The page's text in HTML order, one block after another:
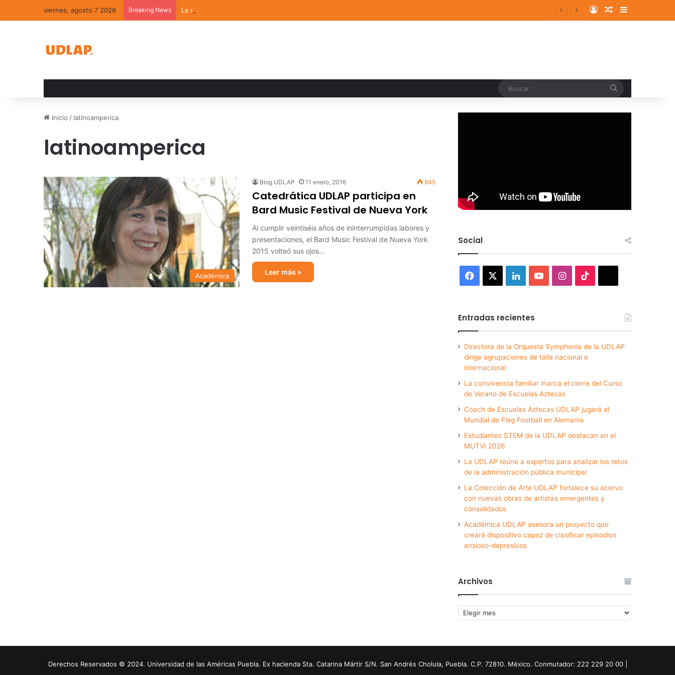
viernes, agosto 7 2026 Breaking News La convivencia familiar marca el cierre del Curso de Verano de Escuelas Aztecas Log InRandom Article
Sidebar
Inicio / latinoamperica
latinoamperica
Académica
Blog UDLAP 11 enero, 2016 845
Catedrática UDLAP participa en
Bard Music Festival de Nueva York
Al cumplir veintiséis años de ininterrumpidas labores y
presentaciones, el Bard Music Festival de Nueva York
2015 volteó sus ojos…
Leer más »
Social
Facebook LinkedInYouTubeInstagram
Entradas recientes
Directora de la Orquesta Symphonia de la UDLAP
dirige agrupaciones de talla nacional e
internacional
La convivencia familiar marca el cierre del Curso
de Verano de Escuelas Aztecas
Coach de Escuelas Aztecas UDLAP jugará el
Mundial de Flag Football en Alemania
Estudiantes STEM de la UDLAP destacan en el
MUTVI 2026
La UDLAP reúne a expertos para analizar los retos
de la administración pública municipal
La Colección de Arte UDLAP fortalece su acervo
con nuevas obras de artistas emergentes y
consolidados
Académica UDLAP asesora un proyecto que
creará dispositivo capaz de clasificar episodios
ansioso-depresivos
Archivos
Archivos
Derechos Reservados © 2024. Universidad de las Américas Puebla. Ex hacienda Sta. Catarina Mártir S/N. San Andrés Cholula, Puebla. C.P. 72810. México. Conmutador: 222 229 20 00 |